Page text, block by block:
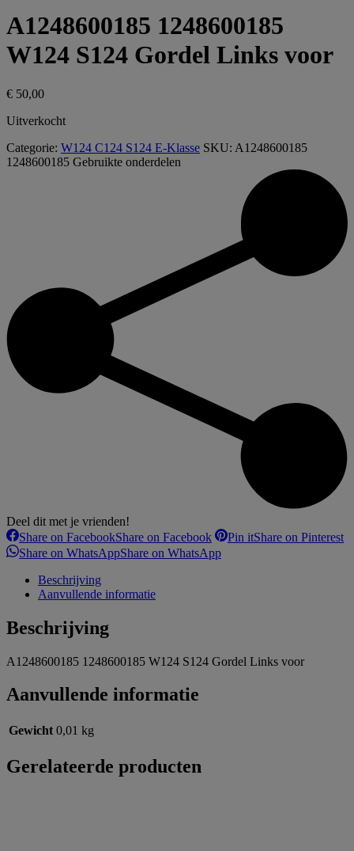
A1248600185 1248600185
W124 S124 Gordel Links voor
€ 50,00
Uitverkocht
Categorie: W124 C124 S124 E-Klasse SKU: A1248600185
1248600185 Gebruikte onderdelen
Deel dit met je vrienden!
Share on FacebookShare on Facebook Pin itShare on Pinterest
Share on WhatsAppShare on WhatsApp
Beschrijving
Aanvullende informatie
Beschrijving
A1248600185 1248600185 W124 S124 Gordel Links voor
Aanvullende informatie
Gewicht 0,01 kg
Gerelateerde producten